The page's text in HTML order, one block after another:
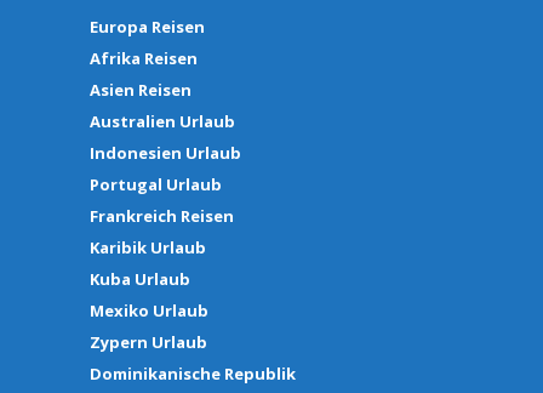
Europa Reisen
Afrika Reisen
Asien Reisen
Australien Urlaub
Indonesien Urlaub
Portugal Urlaub
Frankreich Reisen
Karibik Urlaub
Kuba Urlaub
Mexiko Urlaub
Zypern Urlaub
Dominikanische Republik